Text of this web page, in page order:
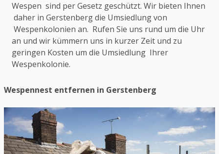
Wespen sind per Gesetz geschützt. Wir bieten Ihnen
daher in Gerstenberg die Umsiedlung von
Wespenkolonien an. Rufen Sie uns rund um die Uhr
an und wir kümmern uns in kurzer Zeit und zu
geringen Kosten um die Umsiedlung Ihrer
Wespenkolonie.
Wespennest entfernen in Gerstenberg